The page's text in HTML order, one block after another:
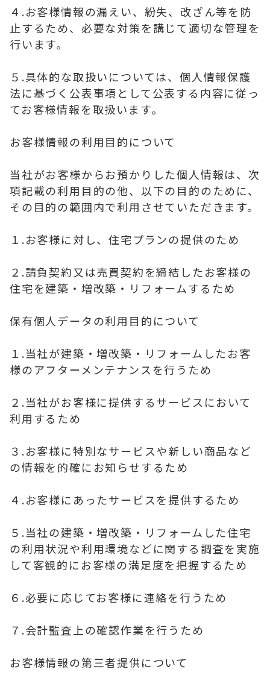
４.お客様情報の漏えい、紛失、改ざん等を防
止するため、必要な対策を講じて適切な管理を
行います。
５.具体的な取扱いについては、個人情報保護
法に基づく公表事項として公表する内容に従っ
てお客様情報を取扱います。
お客様情報の利用目的について
当社がお客様からお預かりした個人情報は、次
項記載の利用目的の他、以下の目的のために、
その目的の範囲内で利用させていただきます。
１.お客様に対し、住宅プランの提供のため
２.請負契約又は売買契約を締結したお客様の
住宅を建築・増改築・リフォームするため
保有個人データの利用目的について
１.当社が建築・増改築・リフォームしたお客
様のアフターメンテナンスを行うため
２.当社がお客様に提供するサービスにおいて
利用するため
３.お客様に特別なサービスや新しい商品など
の情報を的確にお知らせするため
４.お客様にあったサービスを提供するため
５.当社の建築・増改築・リフォームした住宅
の利用状況や利用環境などに関する調査を実施
して客観的にお客様の満足度を把握するため
６.必要に応じてお客様に連絡を行うため
７.会計監査上の確認作業を行うため
お客様情報の第三者提供について